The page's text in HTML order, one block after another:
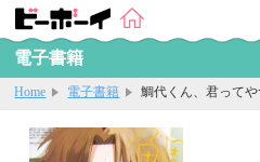
電子書籍
Home 電子書籍 鯛代くん、君って